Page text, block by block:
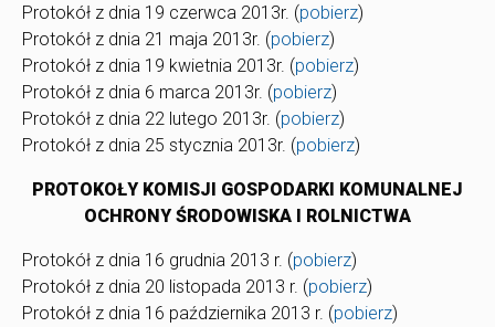
Protokół z dnia 19 czerwca 2013r. (pobierz)
Protokół z dnia 21 maja 2013r. (pobierz)
Protokół z dnia 19 kwietnia 2013r. (pobierz)
Protokół z dnia 6 marca 2013r. (pobierz)
Protokół z dnia 22 lutego 2013r. (pobierz)
Protokół z dnia 25 stycznia 2013r. (pobierz)
PROTOKOŁY KOMISJI GOSPODARKI KOMUNALNEJ
OCHRONY ŚRODOWISKA I ROLNICTWA
Protokół z dnia 16 grudnia 2013 r. (pobierz)
Protokół z dnia 20 listopada 2013 r. (pobierz)
Protokół z dnia 16 października 2013 r. (pobierz)